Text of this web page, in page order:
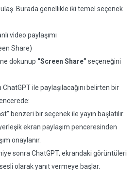
Burada genellikle iki temel seçenek
video paylaşımı
Share)
dokunup “Screen Share” seçeneğini
ile paylaşılacağını belirten bir
benzeri bir seçenek ile yayın başlatılır.
ekran paylaşım penceresinden
onaylanır.
sonra ChatGPT, ekrandaki görüntüleri
olarak yanıt vermeye başlar.